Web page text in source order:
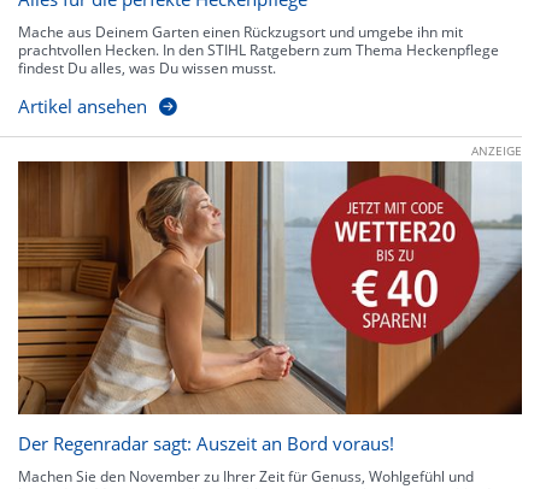
Mache aus Deinem Garten einen Rückzugsort und umgebe ihn mit
prachtvollen Hecken. In den STIHL Ratgebern zum Thema Heckenpflege
findest Du alles, was Du wissen musst.
Artikel ansehen
ANZEIGE
Der Regenradar sagt: Auszeit an Bord voraus!
Machen Sie den November zu Ihrer Zeit für Genuss, Wohlgefühl und